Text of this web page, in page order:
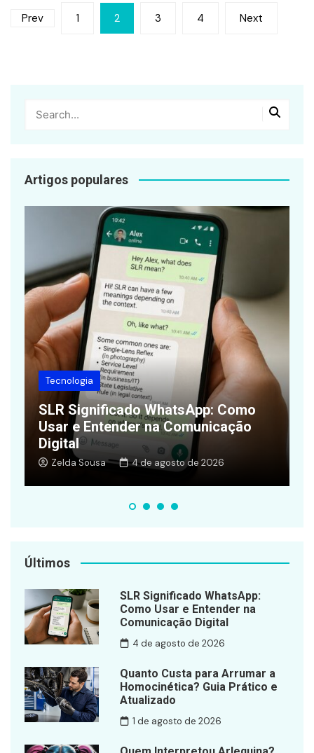
Paginação
Prev 1 2 3 4 Next
Artigos populares
Tecnologia
SLR Significado WhatsApp: Como
Usar e Entender na Comunicação
Digital
Zelda Sousa 4 de agosto de 2026
Últimos
SLR Significado WhatsApp:
Como Usar e Entender na
Comunicação Digital
4 de agosto de 2026
Quanto Custa para Arrumar a
Homocinética? Guia Prático e
Atualizado
1 de agosto de 2026